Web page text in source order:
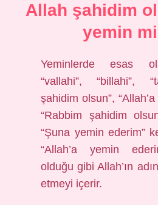
Allah şahidim
yemin
Yeminlerde esas
“vallahi”, “billahi”,
şahidim olsun”,
“Rabbim şahidim
“Şuna yemin ederim”
“Allah’a yemin
olduğu gibi Allah’ın
etmeyi içerir.